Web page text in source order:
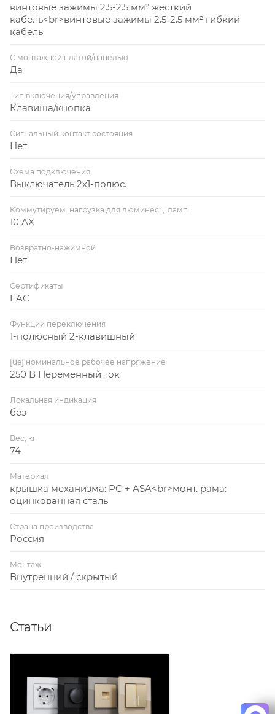
винтовые зажимы 2.5-2.5 мм² жесткий
кабель<br>винтовые зажимы 2.5-2.5 мм² гибкий
кабель
С монтажной платой/панелью
Да
Тип включения/управления
Клавиша/кнопка
Сигнальный контакт состояния
Нет
Схема подключения
Выключатель 2х1-полюс.
Коммутируем. нагрузка для люминесц. ламп
10 AX
Возвратно-нажимной
Нет
Сертификаты
EAC
Функции переключения
1-полюсный 2-клавишный
[ue] номинальное рабочее напряжение
250 В Переменный ток
Локальная индикация
без
Вес, кг
74
Материал
крышка механизма: PC + ASA<br>монт. рама:
оцинкованная сталь
Страна производства
Россия
Монтаж
Внутренний / скрытый
Статьи